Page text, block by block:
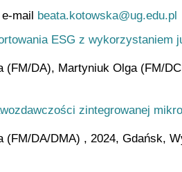
mail beata.kotowska@ug.edu.pl
ESG z wykorzystaniem
(FM/DA), Martyniuk Olga (FM/
zintegrowanej
(FM/DA/DMA) , 2024, Gdańsk,